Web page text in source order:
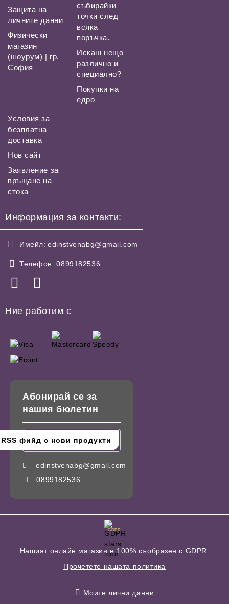
Защита на
личните данни
Физически
магазин
(шоурум) | гр.
София
събирайки
точки след
всяка
поръчка.
Искаш нещо
различно и
специално?
Покупки на
едро
Условия за
безплатна
доставка
Нов сайт
Заявление за
връщане на
стока
Информация за контакти:
Имейл: edinstvenabg@gmail.com
Телефон: 0899182536
Ние работим с
Абонирай се за
нашия бюлетин
edinstvenabg@gmail.com
0899182536
GDPR
Нашият онлайн магазин е 100% съобразен с GDPR.
Прочетете нашата политика
Моите лични данни